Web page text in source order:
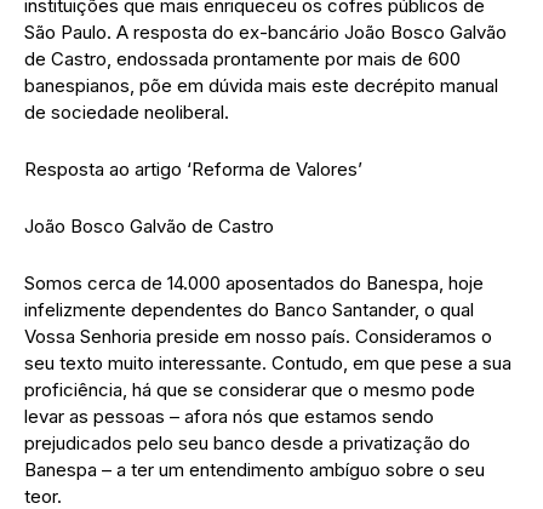
instituições que mais enriqueceu os cofres públicos de
São Paulo. A resposta do ex-bancário João Bosco Galvão
de Castro, endossada prontamente por mais de 600
banespianos, põe em dúvida mais este decrépito manual
de sociedade neoliberal.
Resposta ao artigo ‘Reforma de Valores’
João Bosco Galvão de Castro
Somos cerca de 14.000 aposentados do Banespa, hoje
infelizmente dependentes do Banco Santander, o qual
Vossa Senhoria preside em nosso país. Consideramos o
seu texto muito interessante. Contudo, em que pese a sua
proficiência, há que se considerar que o mesmo pode
levar as pessoas – afora nós que estamos sendo
prejudicados pelo seu banco desde a privatização do
Banespa – a ter um entendimento ambíguo sobre o seu
teor.